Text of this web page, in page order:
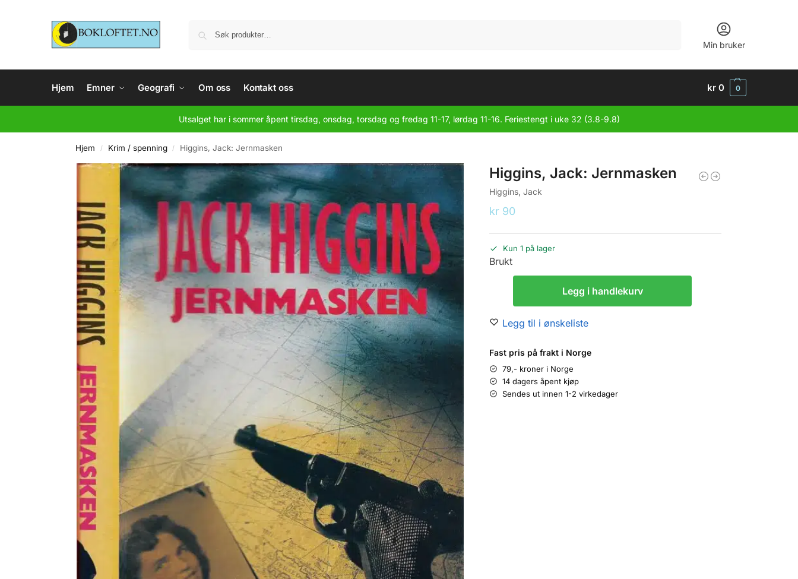
Min bruker
Hjem Emner Geografi Om oss Kontakt oss kr 0 0
Utsalget har i sommer åpent tirsdag, onsdag, torsdag og fredag 11-17, lørdag 11-16. Feriestengt i uke 32 (3.8-9.8)
Hjem / Krim / spenning / Higgins, Jack: Jernmasken
Higgins, Jack: Jernmasken
Higgins, Jack
kr 90
Kun 1 på lager
Brukt
Legg i handlekurv
Legg til i ønskeliste
Fast pris på frakt i Norge
79,- kroner i Norge
14 dagers åpent kjøp
Sendes ut innen 1-2 virkedager